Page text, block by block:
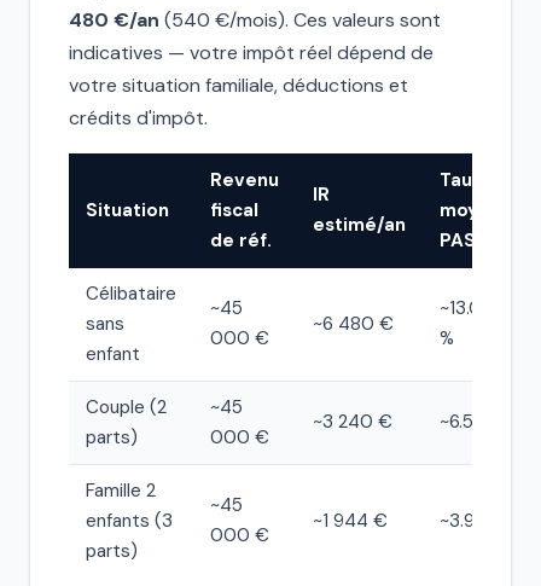
480 €/an (540 €/mois). Ces valeurs sont
indicatives — votre impôt réel dépend de
votre situation familiale, déductions et
crédits d'impôt.
Situation
Revenu
fiscal
de réf.
IR
estimé/an
Taux
moyen
PAS
Célibataire
sans
enfant
~45
000 €
~6 480 €
~13.0
%
Couple (2
parts)
~45
000 €
~3 240 € ~6.5 %
Famille 2
enfants (3
parts)
~45
000 €
~1 944 € ~3.9 %